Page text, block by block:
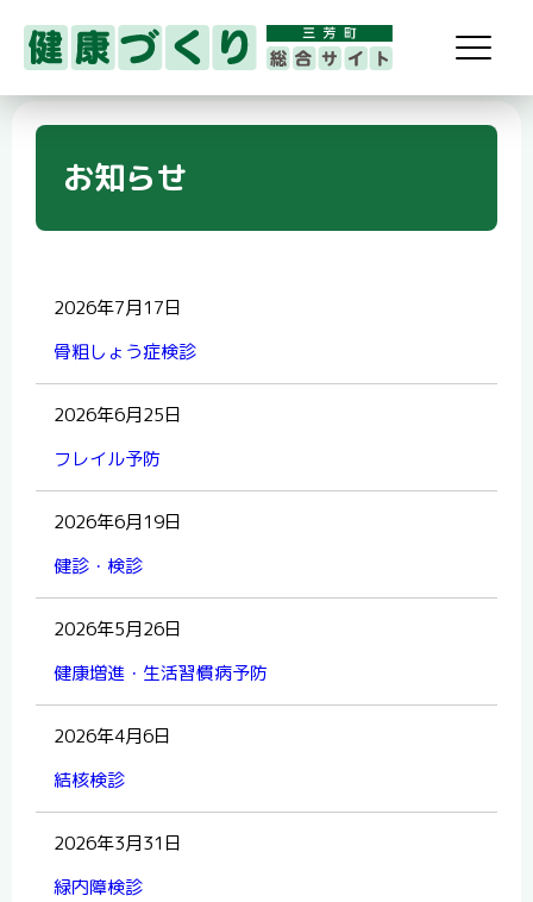
お知らせ
2026年7月17日
骨粗しょう症検診
2026年6月25日
フレイル予防
2026年6月19日
健診・検診
2026年5月26日
健康増進・生活習慣病予防
2026年4月6日
結核検診
2026年3月31日
緑内障検診